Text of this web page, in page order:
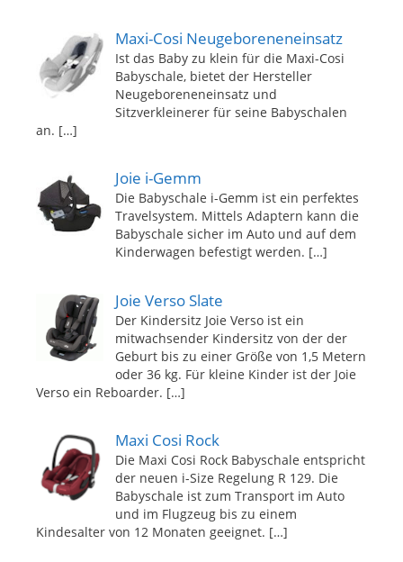
Maxi-Cosi Neugeboreneneinsatz
Ist das Baby zu klein für die Maxi-Cosi
Babyschale, bietet der Hersteller
Neugeboreneneinsatz und
Sitzverkleinerer für seine Babyschalen
an. […]
Joie i-Gemm
Die Babyschale i-Gemm ist ein perfektes
Travelsystem. Mittels Adaptern kann die
Babyschale sicher im Auto und auf dem
Kinderwagen befestigt werden. […]
Joie Verso Slate
Der Kindersitz Joie Verso ist ein
mitwachsender Kindersitz von der der
Geburt bis zu einer Größe von 1,5 Metern
oder 36 kg. Für kleine Kinder ist der Joie
Verso ein Reboarder. […]
Maxi Cosi Rock
Die Maxi Cosi Rock Babyschale entspricht
der neuen i-Size Regelung R 129. Die
Babyschale ist zum Transport im Auto
und im Flugzeug bis zu einem
Kindesalter von 12 Monaten geeignet. […]